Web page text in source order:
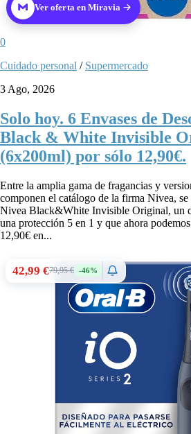
Ver oferta en Miravia
0
Cuidado personal / Supermercado
3 Ago, 2026
Solo hoy. 6 Envases de
Black & White Invisible
(6x200ml) por sólo 12,90€.
Entre la amplia gama de fragancias y
componen el catálogo de la firma Nivea, se
Nivea Black&White Invisible Original, un
una protección 5 en 1 y que ahora
12,90€ en...
42,99 €79,95 € -46%